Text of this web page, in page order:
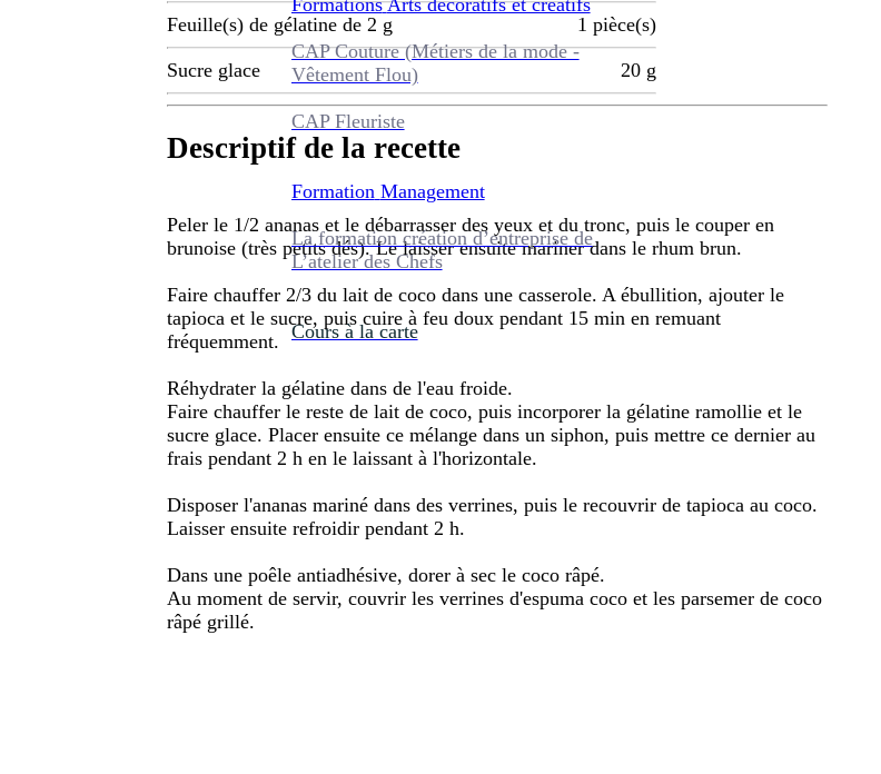
CAP Couture (Métiers de la mode -
Vêtement Flou)
CAP Fleuriste
Formation Management
La formation création d’entreprise de
L’atelier des Chefs
Cours à la carte
Feuille(s) de gélatine de 2 g 1 pièce(s)
Sucre glace 20 g
Descriptif de la recette
Peler le 1/2 ananas et le débarrasser des yeux et du tronc, puis le couper en
brunoise (très petits dés). Le laisser ensuite mariner dans le rhum brun.
Faire chauffer 2/3 du lait de coco dans une casserole. A ébullition, ajouter le
tapioca et le sucre, puis cuire à feu doux pendant 15 min en remuant
fréquemment.
Réhydrater la gélatine dans de l'eau froide.
Faire chauffer le reste de lait de coco, puis incorporer la gélatine ramollie et le
sucre glace. Placer ensuite ce mélange dans un siphon, puis mettre ce dernier au
frais pendant 2 h en le laissant à l'horizontale.
Disposer l'ananas mariné dans des verrines, puis le recouvrir de tapioca au coco.
Laisser ensuite refroidir pendant 2 h.
Dans une poêle antiadhésive, dorer à sec le coco râpé.
Au moment de servir, couvrir les verrines d'espuma coco et les parsemer de coco
râpé grillé.